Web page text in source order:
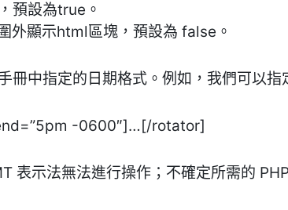
預設為true。
外顯示html區塊，預設為 false。
冊中指定的日期格式。例如，我們可以指
-0600″]…[/rotator]
表示法無法進行操作；不確定所需的